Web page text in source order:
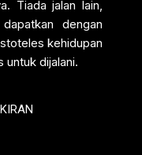
Tiada jalan lain,
dengan
kehidupan
untuk dijalani.